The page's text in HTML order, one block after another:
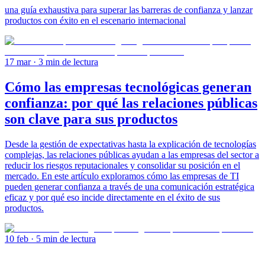
una guía exhaustiva para superar las barreras de confianza y lanzar
productos con éxito en el escenario internacional
17 mar· 3 min de lectura
Cómo las empresas tecnológicas generan
confianza: por qué las relaciones públicas
son clave para sus productos
Desde la gestión de expectativas hasta la explicación de tecnologías
complejas, las relaciones públicas ayudan a las empresas del sector a
reducir los riesgos reputacionales y consolidar su posición en el
mercado. En este artículo exploramos cómo las empresas de TI
pueden generar confianza a través de una comunicación estratégica
eficaz y por qué eso incide directamente en el éxito de sus
productos.
10 feb · 5 min de lectura